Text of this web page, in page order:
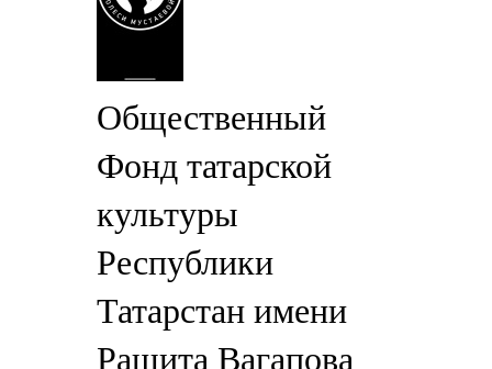
Общественный
Фонд татарской
культуры
Республики
Татарстан имени
Рашита Вагапова